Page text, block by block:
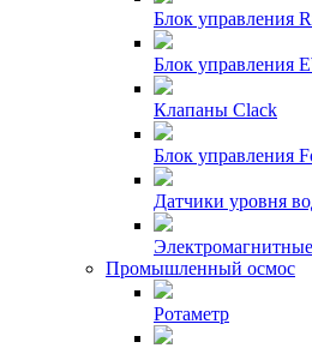
Блок управления
Блок управления
Клапаны Clack
Блок управления
Датчики уровня
Промышленный осмос
Ротаметр